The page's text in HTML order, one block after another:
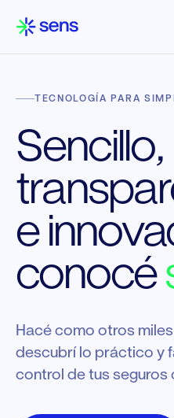
TECNOLOGÍA PARA
Sencillo,
e
conocé
Hacé como otros
descubrí lo práctico y
control de tus seguros